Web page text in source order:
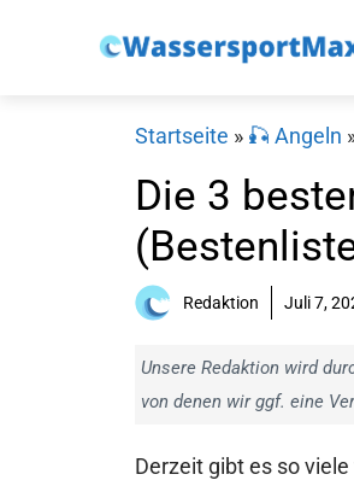
Startseite » 🎣 Angeln
Die 3
Redaktion Juli 7,
Unsere Redaktion wird
von denen wir ggf. eine
Derzeit gibt es so